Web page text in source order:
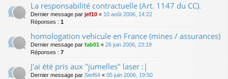
La responsabilité contractuelle (Art. 1147 du CC).
Dernier message par jef10 « 10 août 2006, 14:22
Réponses : 1
homologation vehicule en France (mines / assurances)
Dernier message par fab01 « 26 juin 2006, 23:19
Réponses : 7
J'ai été pris aux "jumelles" laser :|
Dernier message par Stef64 « 05 juin 2006, 19:50